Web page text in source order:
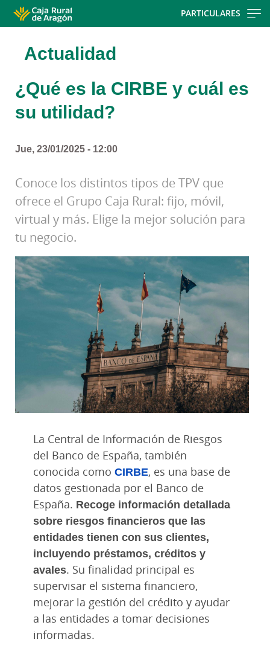
PARTICULARES
Actualidad
¿Qué es la CIRBE y cuál es
su utilidad?
Jue, 23/01/2025 - 12:00
Conoce los distintos tipos de TPV que
ofrece el Grupo Caja Rural: fijo, móvil,
virtual y más. Elige la mejor solución para
tu negocio.
La Central de Información de Riesgos
del Banco de España, también
conocida como CIRBE, es una base de
datos gestionada por el Banco de
España. Recoge información detallada
sobre riesgos financieros que las
entidades tienen con sus clientes,
incluyendo préstamos, créditos y
avales. Su finalidad principal es
supervisar el sistema financiero,
mejorar la gestión del crédito y ayudar
a las entidades a tomar decisiones
informadas.